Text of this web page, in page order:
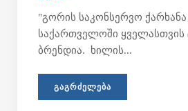
"გორის საკონსერვო
საქართველოში
ბრენდია. ხილის...
ᲒᲐᲒᲠᲫᲔᲚᲔᲑᲐ